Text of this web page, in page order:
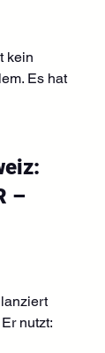
kein
Es hat
–
nutzt: